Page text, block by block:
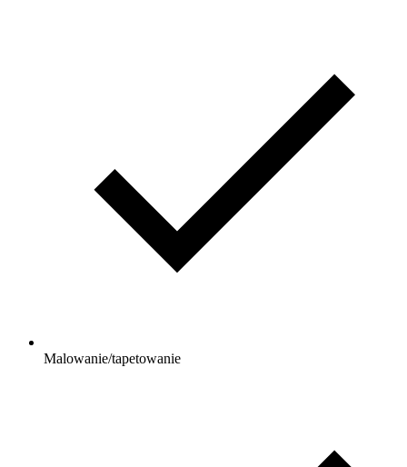
Malowanie/tapetowanie